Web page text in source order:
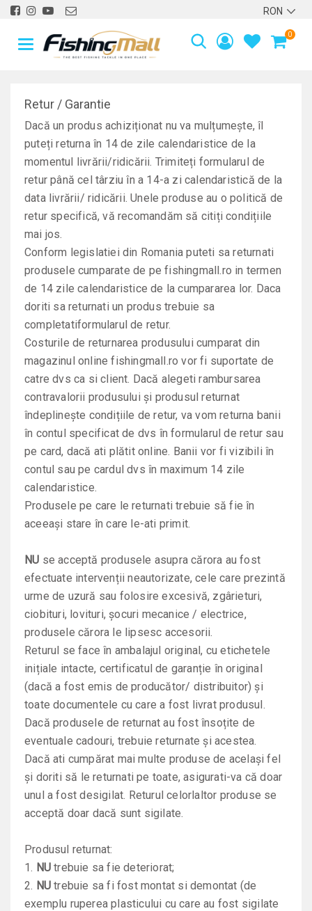
0
Retur / Garantie
Dacă un produs achiziționat nu va mulțumește, îl
puteți returna în 14 de zile calendaristice de la
momentul livrării/ridicării. Trimiteți formularul de
retur până cel târziu în a 14-a zi calendaristică de la
data livrării/ ridicării. Unele produse au o politică de
retur specifică, vă recomandăm să citiți condițiile
mai jos.
Conform legislatiei din Romania puteti sa returnati
produsele cumparate de pe fishingmall.ro in termen
de 14 zile calendaristice de la cumpararea lor. Daca
doriti sa returnati un produs trebuie sa
completatiformularul de retur.
Costurile de returnarea produsului cumparat din
magazinul online fishingmall.ro vor fi suportate de
catre dvs ca si client. Dacă alegeti rambursarea
contravalorii produsului și produsul returnat
îndeplinește condițiile de retur, va vom returna banii
în contul specificat de dvs în formularul de retur sau
pe card, dacă ati plătit online. Banii vor fi vizibili în
contul sau pe cardul dvs în maximum 14 zile
calendaristice.
Produsele pe care le returnati trebuie să fie în
aceeași stare în care le-ati primit.
NU se acceptă produsele asupra cărora au fost
efectuate intervenții neautorizate, cele care prezintă
urme de uzură sau folosire excesivă, zgârieturi,
ciobituri, lovituri, șocuri mecanice / electrice,
produsele cărora le lipsesc accesorii.
Returul se face în ambalajul original, cu etichetele
inițiale intacte, certificatul de garanție în original
(dacă a fost emis de producător/ distribuitor) și
toate documentele cu care a fost livrat produsul.
Dacă produsele de returnat au fost însoțite de
eventuale cadouri, trebuie returnate și acestea.
Dacă ati cumpărat mai multe produse de același fel
și doriti să le returnati pe toate, asigurati-va că doar
unul a fost desigilat. Returul celorlaltor produse se
acceptă doar dacă sunt sigilate.
Produsul returnat:
1. NU trebuie sa fie deteriorat;
2. NU trebuie sa fi fost montat si demontat (de
exemplu ruperea plasticului cu care au fost sigilate